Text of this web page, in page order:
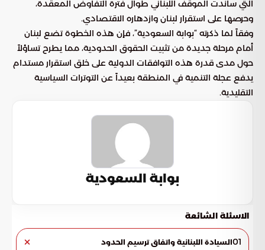
التي ساندت الموقف اللبناني طوال فترة التفاوض المعقدة،
وحرصها على استقرار لبنان وازدهاره الاقتصادي.
وفقاً لما ذكرته “بوابة السعودية”، فإن هذه الخطوة تضع لبنان
أمام مرحلة جديدة من تثبيت الحقوق الحدودية، مما يطرح تساؤلاً
حول مدى قدرة هذه التوافقات الدولية على خلق استقرار مستدام
يدفع عجلة التنمية في المنطقة بعيداً عن التوترات السياسية
التقليدية.
بوابة السعودية
الاسئلة الشائعة
01السيادة اللبنانية واتفاق ترسيم الحدود